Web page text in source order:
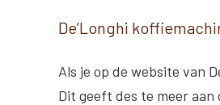
De’Longhi
Als je op de website van
Dit geeft des te meer